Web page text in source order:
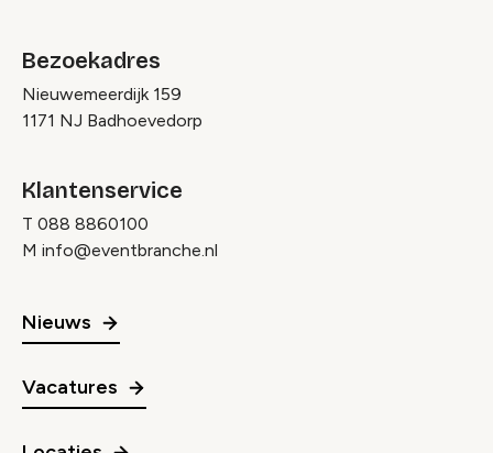
Bezoekadres
Nieuwemeerdijk 159
1171 NJ Badhoevedorp
Klantenservice
T 088 8860100
M info@eventbranche.nl
Nieuws
Vacatures